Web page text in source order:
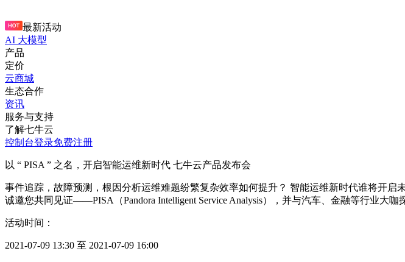
最新活动
AI 大模型
产品
定价
云商城
生态合作
资讯
服务与支持
了解七牛云
控制台登录免费注册
以 “ PISA ” 之名，开启智能运维新时代 七牛云产品发布会
事件追踪，故障预测，根因分析运维难题纷繁复杂效率如何提升？ 智能运维新时代谁将开
诚邀您共同见证——PISA（Pandora Intelligent Service Analysis），并与汽车、金融等行业大咖
活动时间：
2021-07-09 13:30 至 2021-07-09 16:00